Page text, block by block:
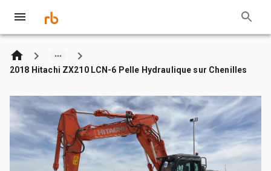
2018 Hitachi ZX210 LCN-6 Pelle Hydraulique sur Chenilles